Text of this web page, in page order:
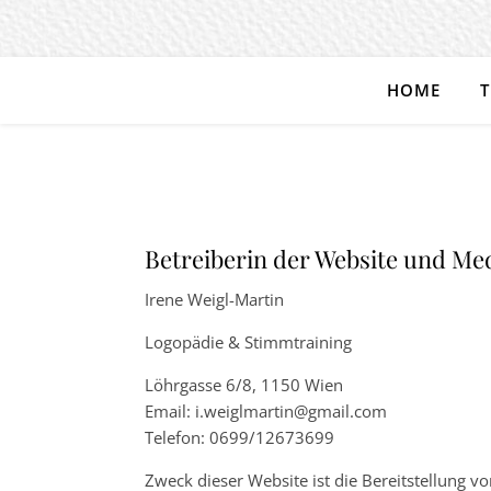
HOME
Betreiberin der Website und
Irene Weigl-Martin
Logopädie & Stimmtraining
Löhrgasse 6/8, 1150 Wien
Email: i.weiglmartin@gmail.com
Telefon: 0699/12673699
Zweck dieser Website ist die Bereitstellung